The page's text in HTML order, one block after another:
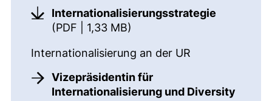
Internationalisierungsstrategie
(PDF | 1,33 MB)
Internationalisierung an der UR
Vizepräsidentin für
Internationalisierung und Diversity